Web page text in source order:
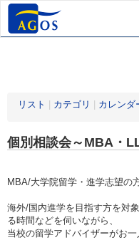
リスト カテゴリ カレンダ
個別相談会～MBA・
MBA/大学院留学・進学志望の
海外/国内進学を目指す方を対
る時間などを伺いながら、
当校の留学アドバイザーがお